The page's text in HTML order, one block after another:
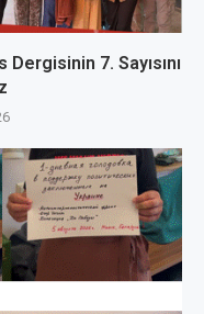
7. Sayısını